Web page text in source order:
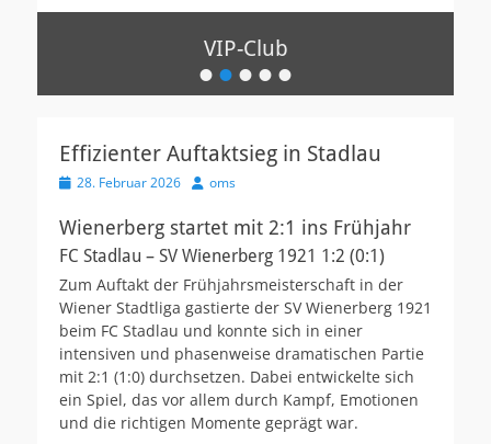
•••••
VIP-Club
am
oms
Effizienter Auftaktsieg in Stadlau
Veröffentlicht
28. Februar 2026 Autoroms
Wienerberg startet mit 2:1 ins Frühjahr
FC Stadlau – SV Wienerberg 1921 1:2 (0:1)
Zum Auftakt der Frühjahrsmeisterschaft in der
Wiener Stadtliga gastierte der SV Wienerberg 1921
beim FC Stadlau und konnte sich in einer
intensiven und phasenweise dramatischen Partie
mit 2:1 (1:0) durchsetzen. Dabei entwickelte sich
ein Spiel, das vor allem durch Kampf, Emotionen
und die richtigen Momente geprägt war.